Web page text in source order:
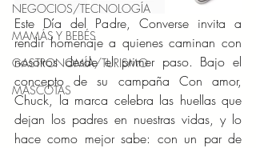
NEGOCIOS/TECNOLOGÍA
MAMÁS Y BEBÉS
GASTRONOMÍA/TURISMO
MASCOTAS
Este Día del Padre, Converse invita a
rendir homenaje a quienes caminan con
nosotros desde el primer paso. Bajo el
concepto de su campaña Con amor,
Chuck, la marca celebra las huellas que
dejan los padres en nuestras vidas, y lo
hace como mejor sabe: con un par de